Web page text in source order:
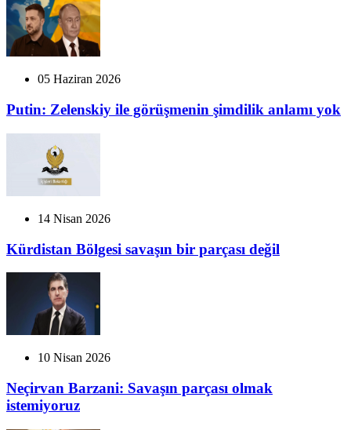
05 Haziran 2026
Putin: Zelenskiy ile görüşmenin şimdilik anlamı yok
14 Nisan 2026
Kürdistan Bölgesi savaşın bir parçası değil
10 Nisan 2026
Neçirvan Barzani: Savaşın parçası olmak
istemiyoruz